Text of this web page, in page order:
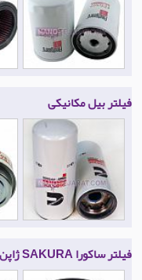
فیلتر بیل مکانیکی
فیلتر ساکورا SAKURA ژاپن